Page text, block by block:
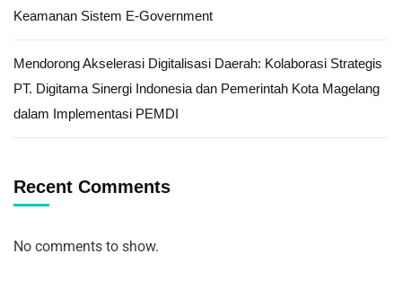
Keamanan Sistem E-Government
Mendorong Akselerasi Digitalisasi Daerah: Kolaborasi Strategis
PT. Digitama Sinergi Indonesia dan Pemerintah Kota Magelang
dalam Implementasi PEMDI
Recent Comments
No comments to show.